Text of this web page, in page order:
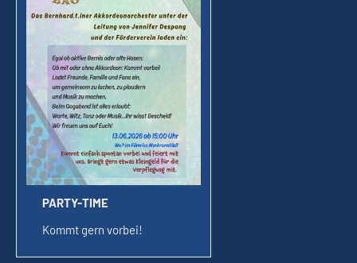
PARTY-TIME
Kommt gern vorbei!